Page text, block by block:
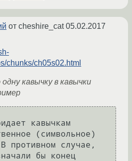
от cheshire_cat05.02.2017
chunks/ch05s02.html
кавычку в кавычки
(символьное)
противном случае,
бы конец